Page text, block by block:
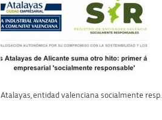
Atalayas, entidad valenciana socialmente resp...